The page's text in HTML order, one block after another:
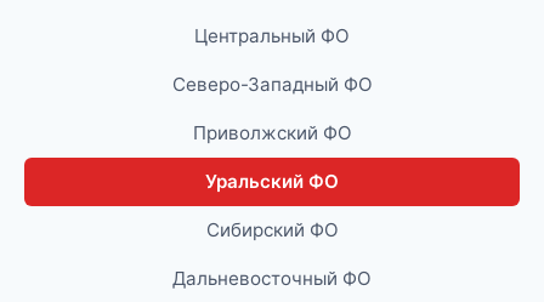
Центральный ФО
Северо-Западный ФО
Приволжский ФО
Уральский ФО
Сибирский ФО
Дальневосточный ФО